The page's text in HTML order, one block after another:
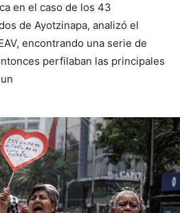
en el caso de los 43
de Ayotzinapa, analizó el
encontrando una serie de
perfilaban las principales